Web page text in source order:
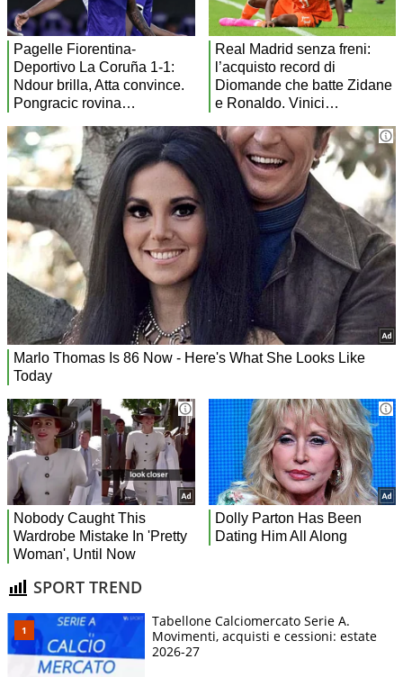
SPORT TREND
Tabellone Calciomercato Serie A.
Movimenti, acquisti e cessioni: estate
2026-27